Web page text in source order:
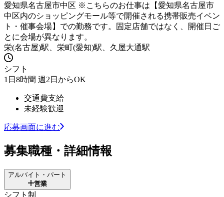
愛知県名古屋市中区 ※こちらのお仕事は【愛知県名古屋市
中区内のショッピングモール等で開催される携帯販売イベン
ト・催事会場】での勤務です。固定店舗ではなく、開催日ご
とに会場が異なります。
栄(名古屋)駅、栄町(愛知)駅、久屋大通駅
シフト
1日8時間 週2日からOK
交通費支給
未経験歓迎
応募画面に進む
募集職種・詳細情報
アルバイト・パート
営業
シフト制